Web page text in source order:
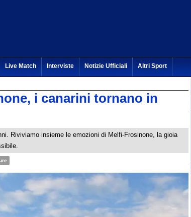
Live Match Interviste Notizie Ufficiali Altri Sport
i canarini tornano in
Riviviamo insieme le emozioni di Melfi-Frosinone, la gioia